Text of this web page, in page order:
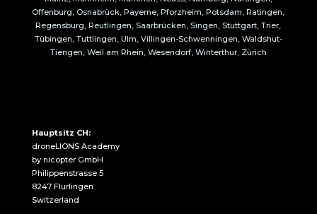
Offenburg, Osnabrück, Payerne, Pforzheim, Potsdam, Ratingen,
Regensburg, Reutlingen, Saarbrücken, Singen, Stuttgart, Trier,
Tübingen, Tuttlingen, Ulm, Villingen-Schwenningen, Waldshut-
Tiengen, Weil am Rhein, Wesendorf, Winterthur, Zürich
Hauptsitz CH:
droneLIONS Academy
by nicopter GmbH
Philippenstrasse 5
8247 Flurlingen
Switzerland